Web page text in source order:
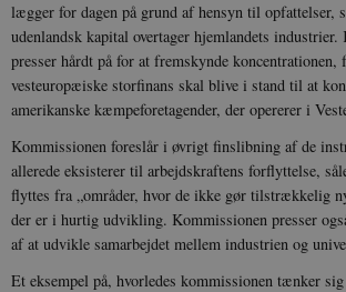
lægger for dagen på grund af hensyn til opfattelser,
udenlandsk kapital overtager hjemlandets
presser hårdt på for at fremskynde koncentrationen,
vesteuropæiske storfinans skal blive i stand til at
amerikanske kæmpeforetagender, der opererer i
Kommissionen foreslår i øvrigt finslibning af de
allerede eksisterer til arbejdskraftens forflyttelse,
flyttes fra „områder, hvor de ikke gør tilstrækkelig
der er i hurtig udvikling. Kommissionen presser
af at udvikle samarbejdet mellem industrien og
Et eksempel på, hvorledes kommissionen tænker